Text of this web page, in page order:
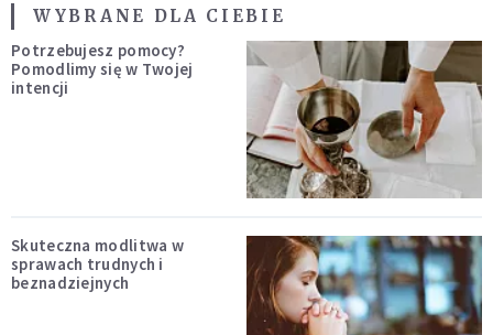
WYBRANE DLA CIEBIE
Potrzebujesz pomocy?
Pomodlimy się w Twojej
intencji
Skuteczna modlitwa w
sprawach trudnych i
beznadziejnych